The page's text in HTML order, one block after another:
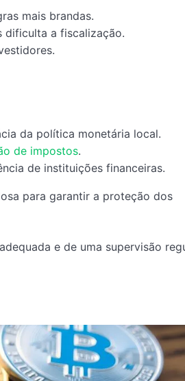
mais brandas.
dificulta a fiscalização.
da política monetária local.
de impostos.
de instituições financeiras.
para garantir a proteção dos
adequada e de uma supervisão